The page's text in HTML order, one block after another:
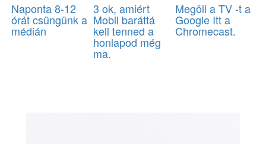
Naponta 8-12
órát csüngünk a
médián
3 ok, amiért
Mobil baráttá
kell tenned a
honlapod még
ma.
Megöli a TV -t a
Google Itt a
Chromecast.